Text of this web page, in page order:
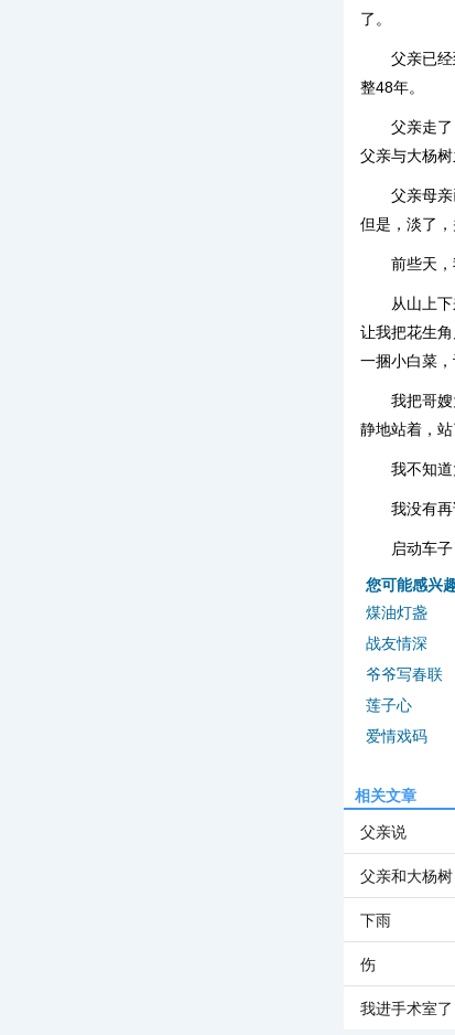
了。
父亲已
整48年。
父亲走
父亲与大杨
父亲母
但是，淡了，
前些天
从山上
让我把花生
一捆小白菜，
我把哥
静地站着，站
我不知
我没有
启动车
您可能感兴
煤油灯盏
战友情深
爷爷写春联
莲子心
爱情戏码
相关文章
父亲说
父亲和大杨树
下雨
伤
我进手术室了